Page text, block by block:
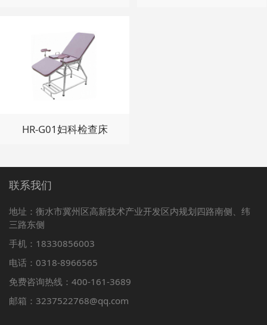
HR-G01妇科检查床
联系我们
地址：衡水市冀州区高新技术产业开发区内规划四路南侧、纬
三路东侧
手机：18330856003
电话：0318-8966565
免费咨询热线：400-161-3689
邮箱：3237522768@qq.com